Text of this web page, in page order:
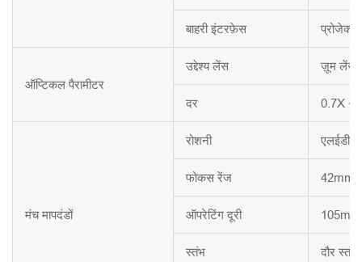
बाहरी इंटरफ़ेस
ऑप्टिकल पैरामीटर
उद्देश्य लेंस ज़ूम लेंस
दर 0.7X ~
मंच मापदंडों
रोशनी एलईडी
फोकस रेंज 42mm
ऑपरेटिंग दूरी 105mm
स्तंभ दौर स्तंभ